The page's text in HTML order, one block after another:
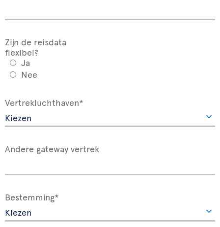
Zijn de reisdata
flexibel?
Ja
Nee
Vertrekluchthaven*
Andere gateway vertrek
Bestemming*